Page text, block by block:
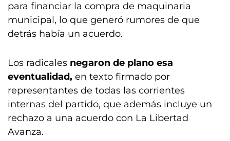
para financiar la compra de maquinaria
municipal, lo que generó rumores de que
detrás había un acuerdo.
Los radicales negaron de plano esa
eventualidad, en texto firmado por
representantes de todas las corrientes
internas del partido, que además incluye un
rechazo a una acuerdo con La Libertad
Avanza.